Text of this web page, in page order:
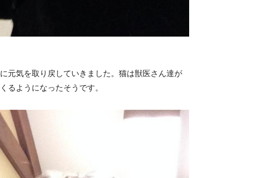
元気を取り戻していきました。猫は獣医さん達が
るようになったそうです。